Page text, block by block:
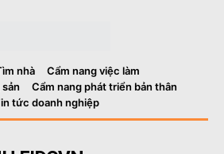
nhà
Cẩm nang việc làm
Cẩm nang phát triển bản thân
tức doanh nghiệp